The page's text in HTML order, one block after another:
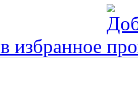
избранное